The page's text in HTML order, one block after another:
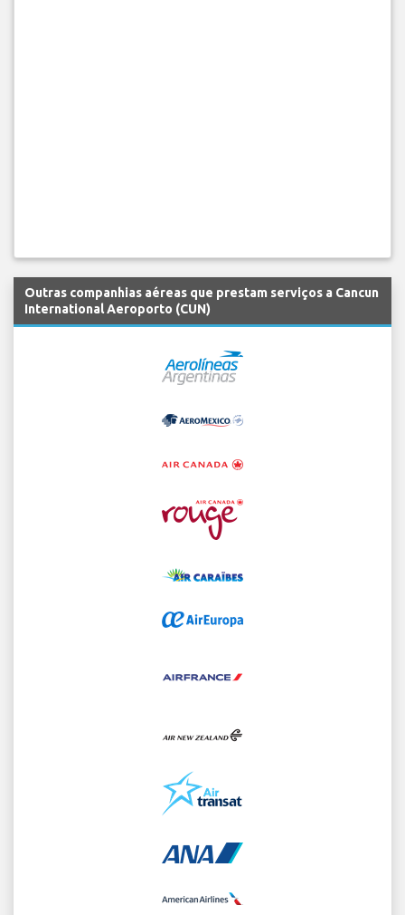
Outras companhias aéreas que prestam serviços a Cancun
International Aeroporto (CUN)